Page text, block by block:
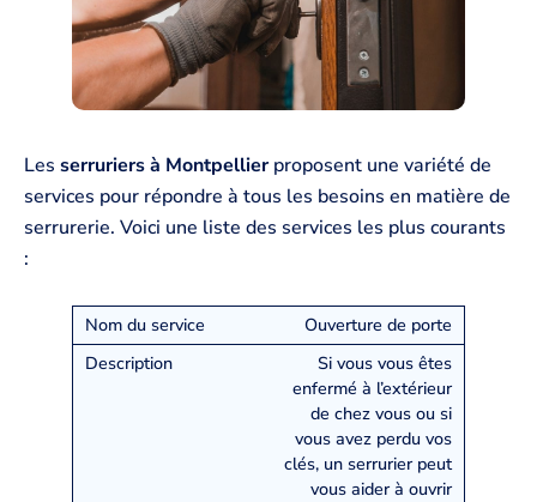
Les serruriers à Montpellierproposent une variété de
services pour répondre à tous les besoins en matière de
serrurerie. Voici une liste des services les plus courants
:
Ouverture de porte
Si vous vous êtes
enfermé à l’extérieur
de chez vous ou si
vous avez perdu vos
clés, un serrurier peut
vous aider à ouvrir